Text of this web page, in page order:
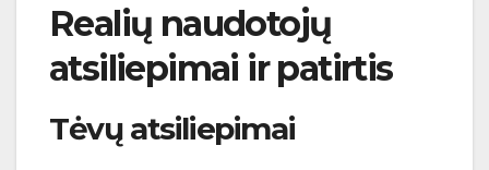
Realių naudotojų
atsiliepimai ir patirtis
Tėvų atsiliepimai